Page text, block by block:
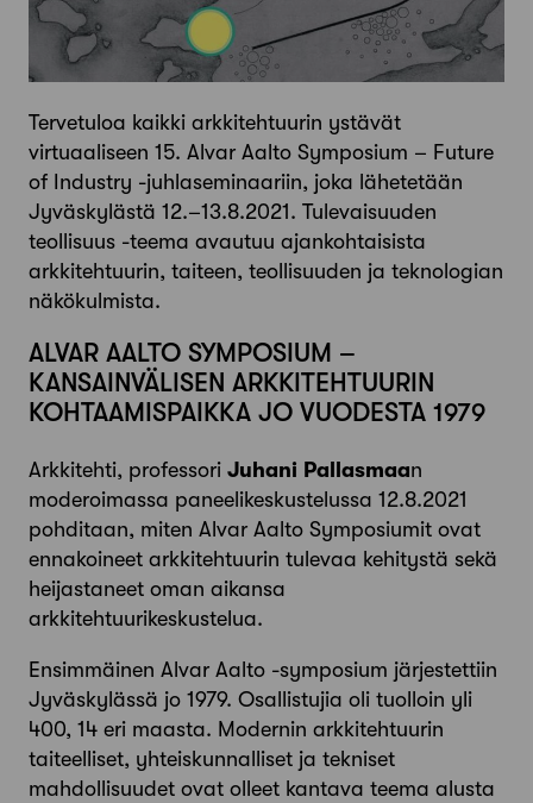
Tervetuloa kaikki arkkitehtuurin ystävät
virtuaaliseen 15. Alvar Aalto Symposium – Future
of Industry -juhlaseminaariin, joka lähetetään
Jyväskylästä 12.–13.8.2021. Tulevaisuuden
teollisuus -teema avautuu ajankohtaisista
arkkitehtuurin, taiteen, teollisuuden ja teknologian
näkökulmista.
ALVAR AALTO SYMPOSIUM –
KANSAINVÄLISEN ARKKITEHTUURIN
KOHTAAMISPAIKKA JO VUODESTA 1979
Arkkitehti, professori Juhani Pallasmaan
moderoimassa paneelikeskustelussa 12.8.2021
pohditaan, miten Alvar Aalto Symposiumit ovat
ennakoineet arkkitehtuurin tulevaa kehitystä sekä
heijastaneet oman aikansa
arkkitehtuurikeskustelua.
Ensimmäinen Alvar Aalto -symposium järjestettiin
Jyväskylässä jo 1979. Osallistujia oli tuolloin yli
400, 14 eri maasta. Modernin arkkitehtuurin
taiteelliset, yhteiskunnalliset ja tekniset
mahdollisuudet ovat olleet kantava teema alusta